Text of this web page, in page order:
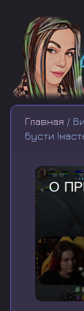
Главная /
бусти